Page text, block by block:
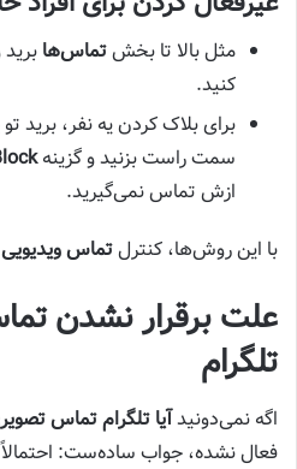
مثل بالا تا بخشتماس‌ها
کنید.
برای بلاک کردن یه نفر، برید
سمت راست بزنید و گزینه
ازش تماس نمی‌گیرید.
با این روش‌ها، کنترلتماس
علت برقرار نشدن
تلگرام
اگه نمی‌دونیدآیا تلگرام تماس
فعال نشده، جواب ساده‌ست: احتمالاً